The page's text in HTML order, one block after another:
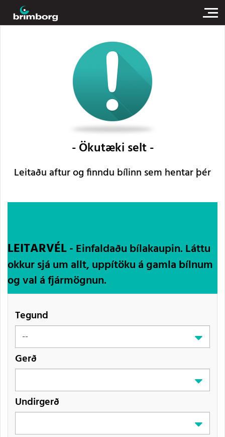
Ökutæki selt
Leitaðu aftur og finndu bílinn sem hentar þér
LEITARVÉL- Einfaldaðu bílakaupin. Láttu
okkur sjá um allt, uppítöku á gamla bílnum
og val á fjármögnun.
Tegund
Gerð
Undirgerð